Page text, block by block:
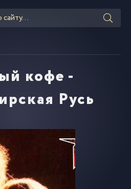
кофе -
Русь